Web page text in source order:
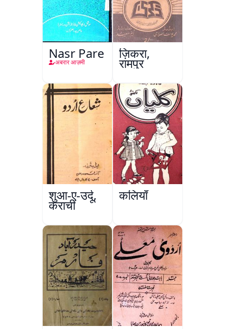
Nasr Pare
अबरार आज़मी
ज़िकरा,
रामपुर
शुआ-ए-उर्दू,
कराची
कलियाँ